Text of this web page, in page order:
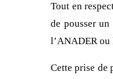
Tout en
de pousser
l’ANADER ou
Cette prise de